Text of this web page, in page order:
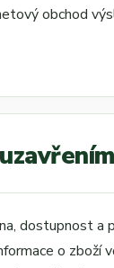
obchod
dostupnost
o zboží